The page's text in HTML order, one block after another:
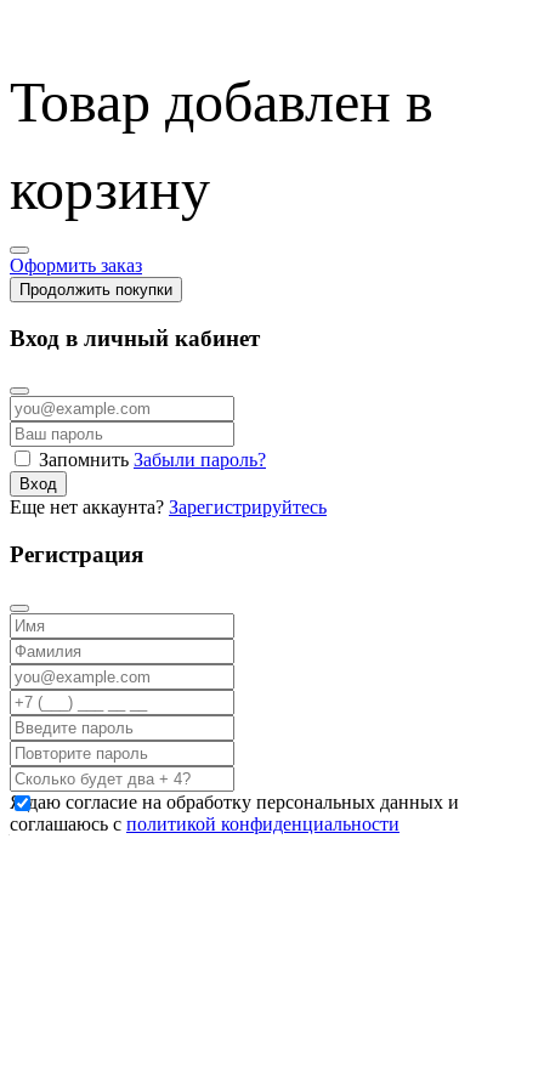
Товар добавлен в
корзину
Оформить заказ
Продолжить покупки
Вход в личный кабинет
Запомнить Забыли пароль?
Вход
Еще нет аккаунта? Зарегистрируйтесь
Регистрация
Я даю согласие на обработку персональных данных и
соглашаюсь с политикой конфиденциальности